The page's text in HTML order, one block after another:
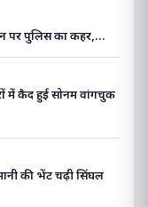
पर पुलिस का कहर,...
में कैद हुई सोनम वांगचुक
की भेंट चढ़ी सिंघल